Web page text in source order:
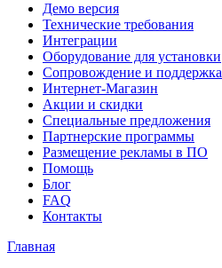
Демо версия
Технические требования
Интеграции
Оборудование для установки
Сопровождение и поддержка
Интернет-Магазин
Акции и скидки
Специальные предложения
Партнерские программы
Размещение рекламы в ПО
Помощь
Блог
FAQ
Контакты
Главная